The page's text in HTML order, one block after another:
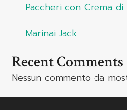
Paccheri con Crema
Marinai Jack
Recent Comments
Nessun commento da